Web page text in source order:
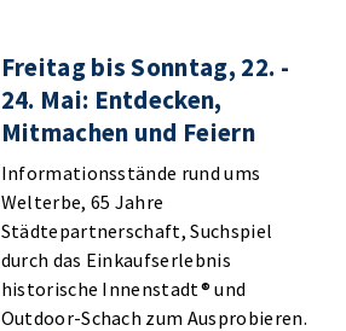
Freitag bis Sonntag, 22. -
24. Mai: Entdecken,
Mitmachen und Feiern
Informationsstände rund ums
Welterbe, 65 Jahre
Städtepartnerschaft, Suchspiel
durch das Einkaufserlebnis
historische Innenstadt® und
Outdoor-Schach zum Ausprobieren.